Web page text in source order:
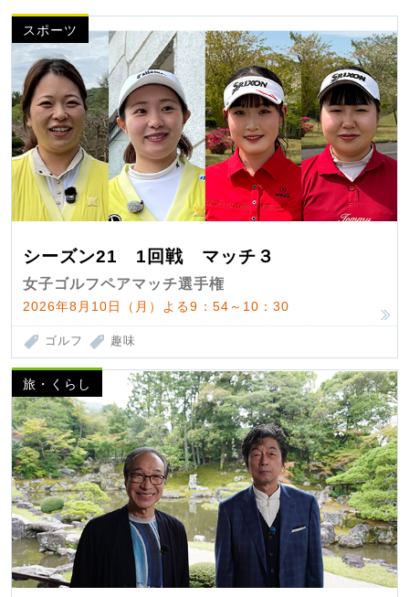
スポーツ
シーズン21 1回戦 マッチ３
女子ゴルフペアマッチ選手権
2026年8月10日（月）よる9：54～10：30
ゴルフ 趣味
旅・くらし